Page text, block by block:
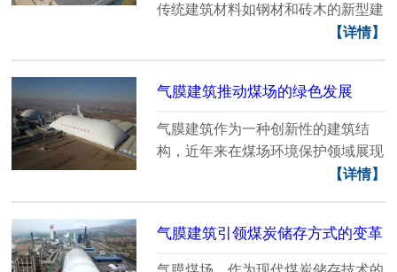
传统建筑材料如钢材和砖木的新型建
【详情】
气膜建筑推动煤场的绿色发展
气膜建筑作为一种创新性的建筑结
构，近年来在煤场环境保护领域展现
【详情】
气膜建筑引领煤炭储存方式的变革